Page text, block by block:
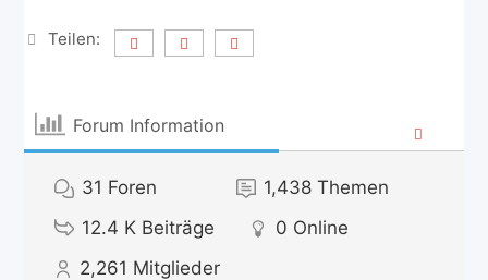
Teilen:
Forum Information
31 Foren 1,438 Themen
12.4 K Beiträge 0 Online
2,261 Mitglieder